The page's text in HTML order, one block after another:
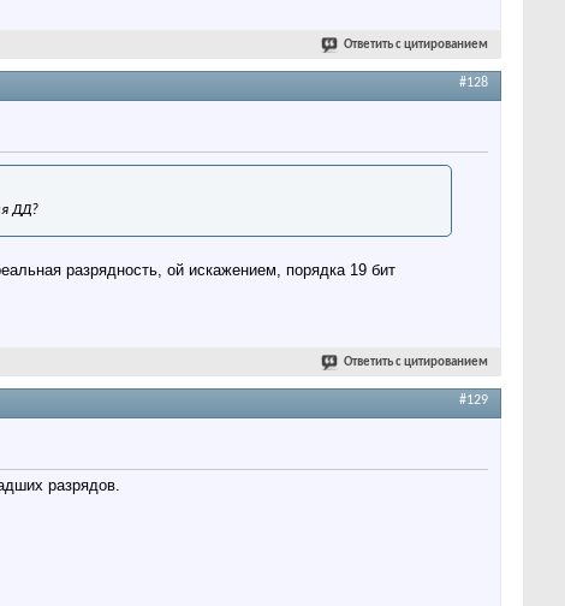
Ответить с цитированием
#128
ДД?
разрядность, ой искажением, порядка 19 бит
Ответить с цитированием
#129
разрядов.